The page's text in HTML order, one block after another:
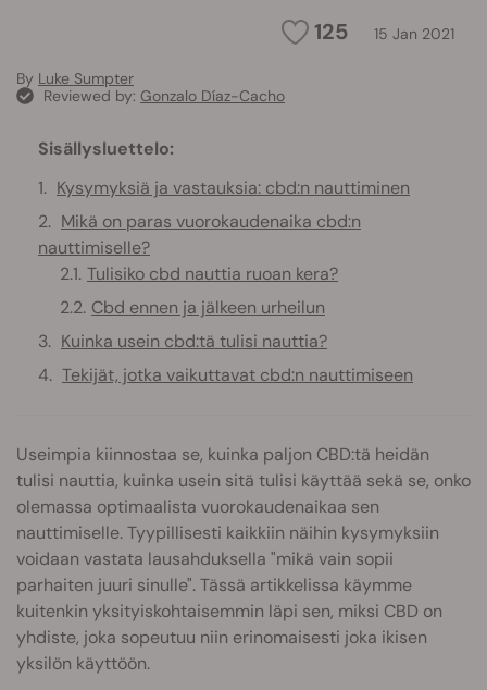
125 15 Jan 2021
By Luke Sumpter
Reviewed by: Gonzalo Díaz-Cacho
Sisällysluettelo:
Kysymyksiä ja vastauksia: cbd:n nauttiminen
Mikä on paras vuorokaudenaika cbd:n
nauttimiselle?
Tulisiko cbd nauttia ruoan kera?
Cbd ennen ja jälkeen urheilun
Kuinka usein cbd:tä tulisi nauttia?
Tekijät, jotka vaikuttavat cbd:n nauttimiseen
Useimpia kiinnostaa se, kuinka paljon CBD:tä heidän
tulisi nauttia, kuinka usein sitä tulisi käyttää sekä se, onko
olemassa optimaalista vuorokaudenaikaa sen
nauttimiselle. Tyypillisesti kaikkiin näihin kysymyksiin
voidaan vastata lausahduksella "mikä vain sopii
parhaiten juuri sinulle". Tässä artikkelissa käymme
kuitenkin yksityiskohtaisemmin läpi sen, miksi CBD on
yhdiste, joka sopeutuu niin erinomaisesti joka ikisen
yksilön käyttöön.